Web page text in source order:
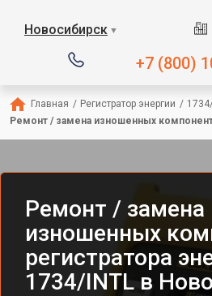
Новосибирск ▼
+7 (800)
Главная / Регистратор энергии /
Ремонт / замена изношенных
Ремонт / замена
изношенных
регистратора
1734/INTL в